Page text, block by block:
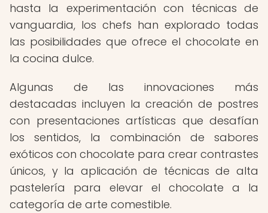
hasta la experimentación con técnicas de
vanguardia, los chefs han explorado todas
las posibilidades que ofrece el chocolate en
la cocina dulce.
Algunas de las innovaciones más
destacadas incluyen la creación de postres
con presentaciones artísticas que desafían
los sentidos, la combinación de sabores
exóticos con chocolate para crear contrastes
únicos, y la aplicación de técnicas de alta
pastelería para elevar el chocolate a la
categoría de arte comestible.